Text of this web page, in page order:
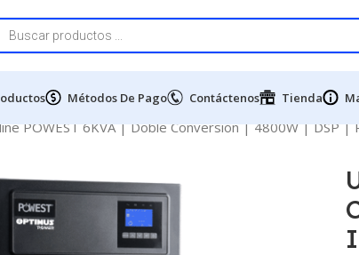
Métodos De Pago Contáctenos Tienda
POWEST 6KVA | Doble Conversión | 4800W | DSP |